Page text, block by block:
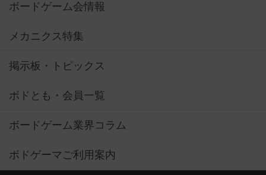
ボードゲーム会情報
メカニクス特集
掲示板・トピックス
ボドとも・会員一覧
ボードゲーム業界コラム
ボドゲーマご利用案内